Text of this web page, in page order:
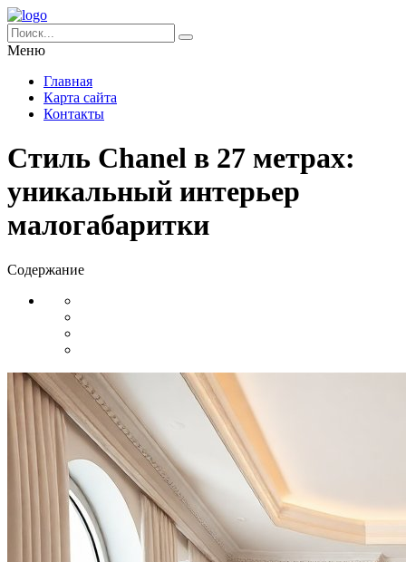
Меню
Главная
Карта сайта
Контакты
Стиль Chanel в 27 метрах:
уникальный интерьер
малогабаритки
Содержание